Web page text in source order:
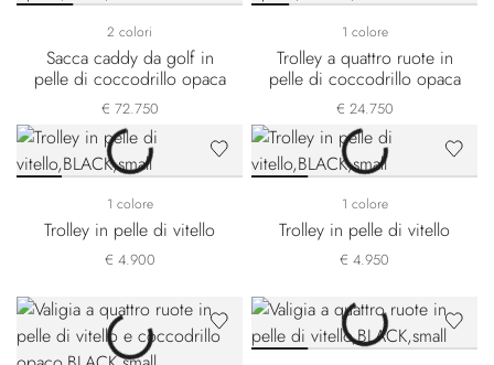
2 colori
Sacca caddy da golf in
pelle di coccodrillo opaca
€ 72.750
1 colore
Trolley a quattro ruote in
pelle di coccodrillo opaca
€ 24.750
1 colore
Trolley in pelle di vitello
€ 4.900
1 colore
Trolley in pelle di vitello
€ 4.950